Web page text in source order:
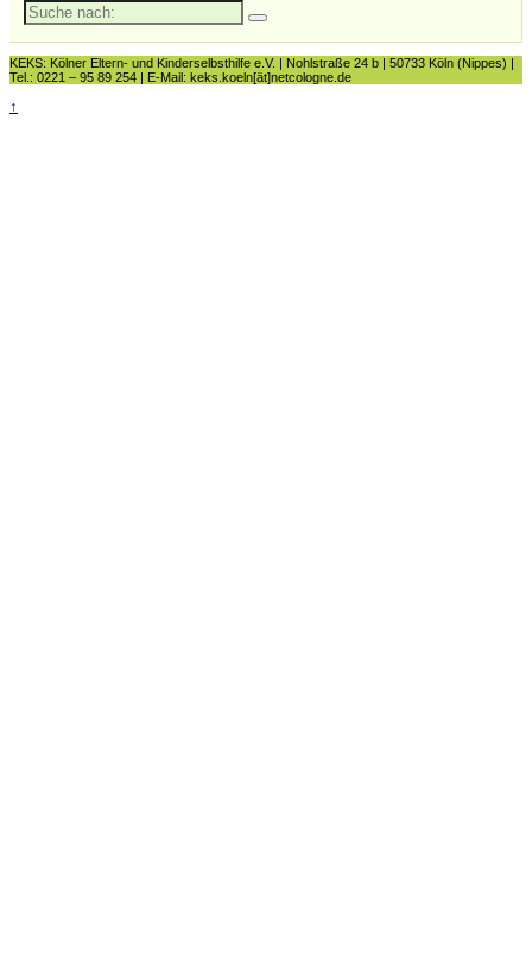
Suche
nach:
KEKS: Kölner Eltern- und Kinderselbsthilfe e.V. | Nohlstraße 24 b | 50733 Köln (Nippes) |
Tel.: 0221 – 95 89 254 | E-Mail: keks.koeln[ät]netcologne.de
↑